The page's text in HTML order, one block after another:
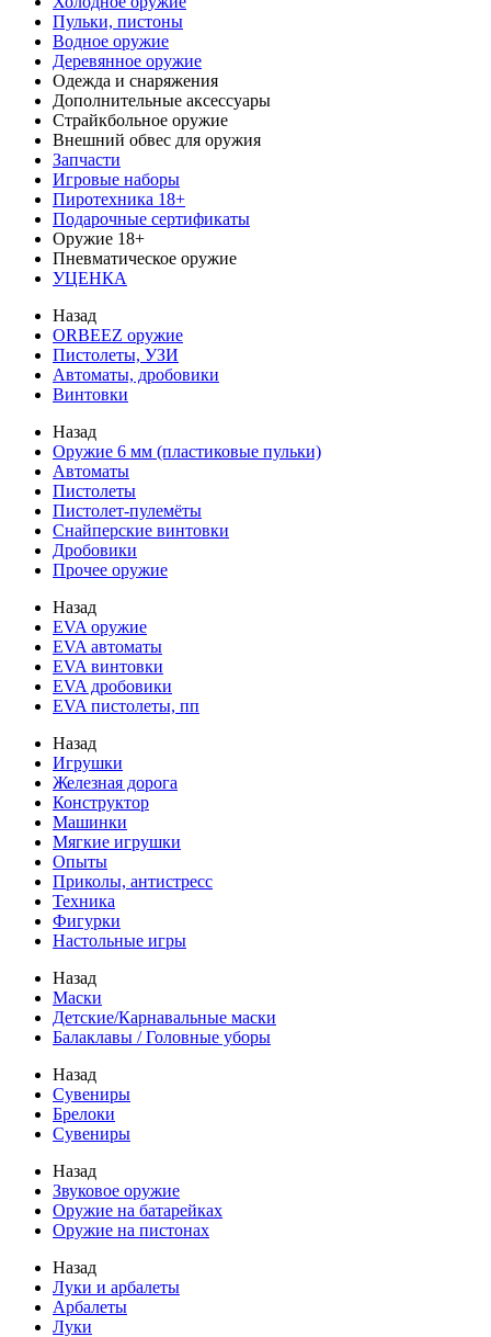
Пульки, пистоны
Водное оружие
Деревянное оружие
Одежда и снаряжения
Дополнительные аксессуары
Страйкбольное оружие
Внешний обвес для оружия
Запчасти
Игровые наборы
Пиротехника 18+
Подарочные сертификаты
Оружие 18+
Пневматическое оружие
УЦЕНКА
Назад
ORBEEZ оружие
Пистолеты, УЗИ
Автоматы, дробовики
Винтовки
Назад
Оружие 6 мм (пластиковые пульки)
Автоматы
Пистолеты
Пистолет-пулемёты
Снайперские винтовки
Дробовики
Прочее оружие
Назад
EVA оружие
EVA автоматы
EVA винтовки
EVA дробовики
EVA пистолеты, пп
Назад
Игрушки
Железная дорога
Конструктор
Машинки
Мягкие игрушки
Опыты
Приколы, антистресс
Техника
Фигурки
Настольные игры
Назад
Маски
Детские/Карнавальные маски
Балаклавы / Головные уборы
Назад
Сувениры
Брелоки
Сувениры
Назад
Звуковое оружие
Оружие на батарейках
Оружие на пистонах
Назад
Луки и арбалеты
Арбалеты
Луки